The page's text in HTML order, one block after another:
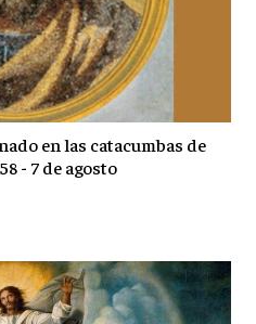
en las catacumbas de
- 7 de agosto